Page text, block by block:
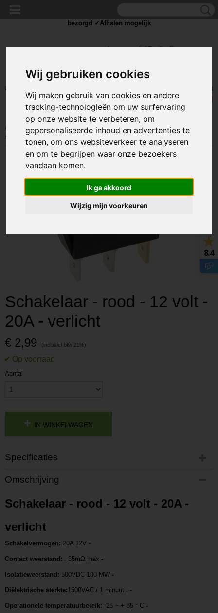
Wij gebruiken cookies
Wij maken gebruik van cookies en andere
tracking-technologieën om uw surfervaring
op onze website te verbeteren, om
gepersonaliseerde inhoud en advertenties te
tonen, om ons websiteverkeer te analyseren
en om te begrijpen waar onze bezoekers
vandaan komen.
Ik ga akkoord
Wijzig mijn voorkeuren
Inloggen
UW WINKELWAGEN
Geen producten
(0)
Home >STROOM>Schakelaars> Standaard schakelaar>12V
schakelaars>Schakelaar - rood - 12 volt - 20A - verlicht
Schakelaar - rood - 12 volt -
20A - verlicht
€ 2,99
Aantal
IN WINKELWAGEN
Specificaties
Productcode
P20166301413
L20166301413
Omschrijving
Schakelaar - rood - 12 volt - 20A -
verlicht
Schakelvermogen: 20A 12V -
Contact weerstand: . 35mΩ max -
Isolatieweerstand: 500VDC 100 MW -
Diëlektrische sterkte:1500VAC / 1 minuut . -
Operationele temperatuurbereik: -25 ~ + 85 ° C -
bezorgd ✓Afhalen mogelijk
8.4